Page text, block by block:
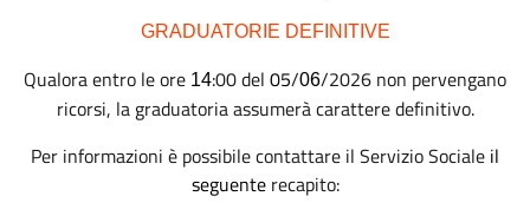
GRADUATORIE DEFINITIVE
Qualora entro le ore 14:00 del 05/06/2026 non pervengano
ricorsi, la graduatoria assumerà carattere definitivo.
Per informazioni è possibile contattare il Servizio Sociale il
seguente recapito: